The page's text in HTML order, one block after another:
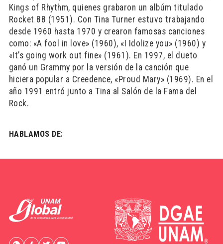
Kings of Rhythm, quienes grabaron un albúm titulado
Rocket 88 (1951). Con Tina Turner estuvo trabajando
desde 1960 hasta 1970 y crearon famosas canciones
como: «A fool in love» (1960), «I Idolize you» (1960) y
«It’s going work out fine» (1961). En 1997, el dueto
ganó un Grammy por la versión de la canción que
hiciera popular a Creedence, «Proud Mary» (1969). En el
año 1991 entró junto a Tina al Salón de la Fama del
Rock.
HABLAMOS DE: